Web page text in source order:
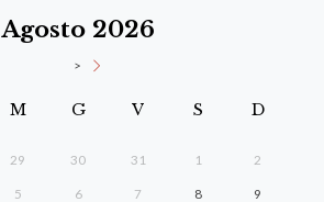
Agosto 2026
>
M G V S D
29 30 31 1 2
5 6 7 8 9